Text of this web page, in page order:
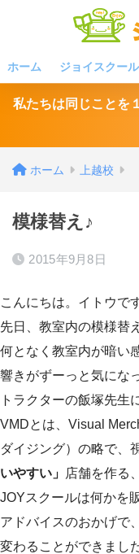
ホーム ジョイスクー
私たちは同じことを
ホーム 上越校
模様替え♪
2015年9月8日
こんにちは。イトウで
先日、教室内の模様替
何となく教室内が暗い
響きがずーっと気にな
トラクターの飯塚先生
VMDとは、Visual
ダイジング）の略で、
いやすい」 店舗を作る
JOYスクールは何かを
アドバイスのおかげで
変わることができました